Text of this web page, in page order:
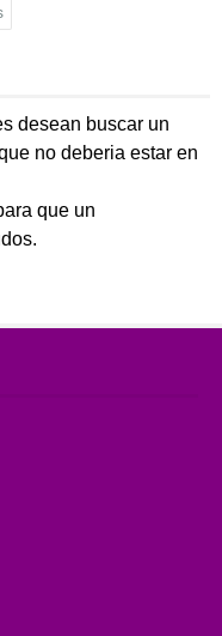
desean buscar un
no deberia estar en
que un